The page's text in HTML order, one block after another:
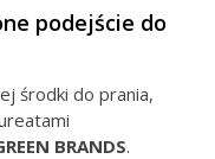
podejście do
środki do prania,
BRANDS.